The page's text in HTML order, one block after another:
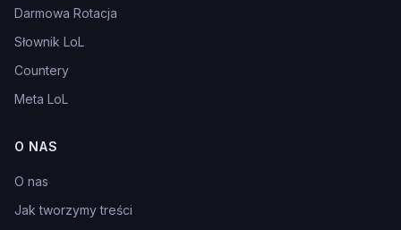
Darmowa Rotacja
Słownik LoL
Countery
Meta LoL
O NAS
O nas
Jak tworzymy treści